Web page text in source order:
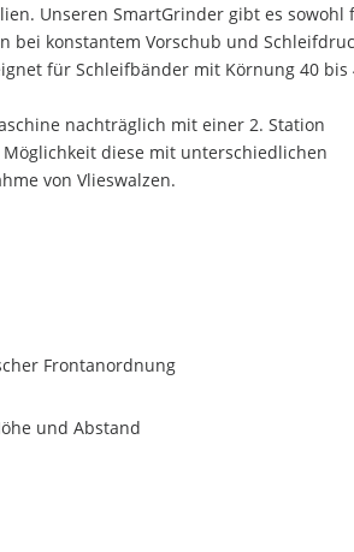
Unseren SmartGrinder gibt es sowohl
bei konstantem Vorschub und
für Schleifbänder mit Körnung 40 bis
nachträglich mit einer 2. Station
diese mit unterschiedlichen
von Vlieswalzen.
Frontanordnung
und Abstand